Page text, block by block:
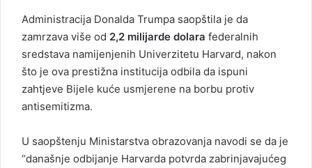
Administracija Donalda Trumpa saopštila je da
zamrzava više od 2,2 milijarde dolara federalnih
sredstava namijenjenih Univerzitetu Harvard, nakon
što je ova prestižna institucija odbila da ispuni
zahtjeve Bijele kuće usmjerene na borbu protiv
antisemitizma.
U saopštenju Ministarstva obrazovanja navodi se da je
“današnje odbijanje Harvarda potvrda zabrinjavajućeg